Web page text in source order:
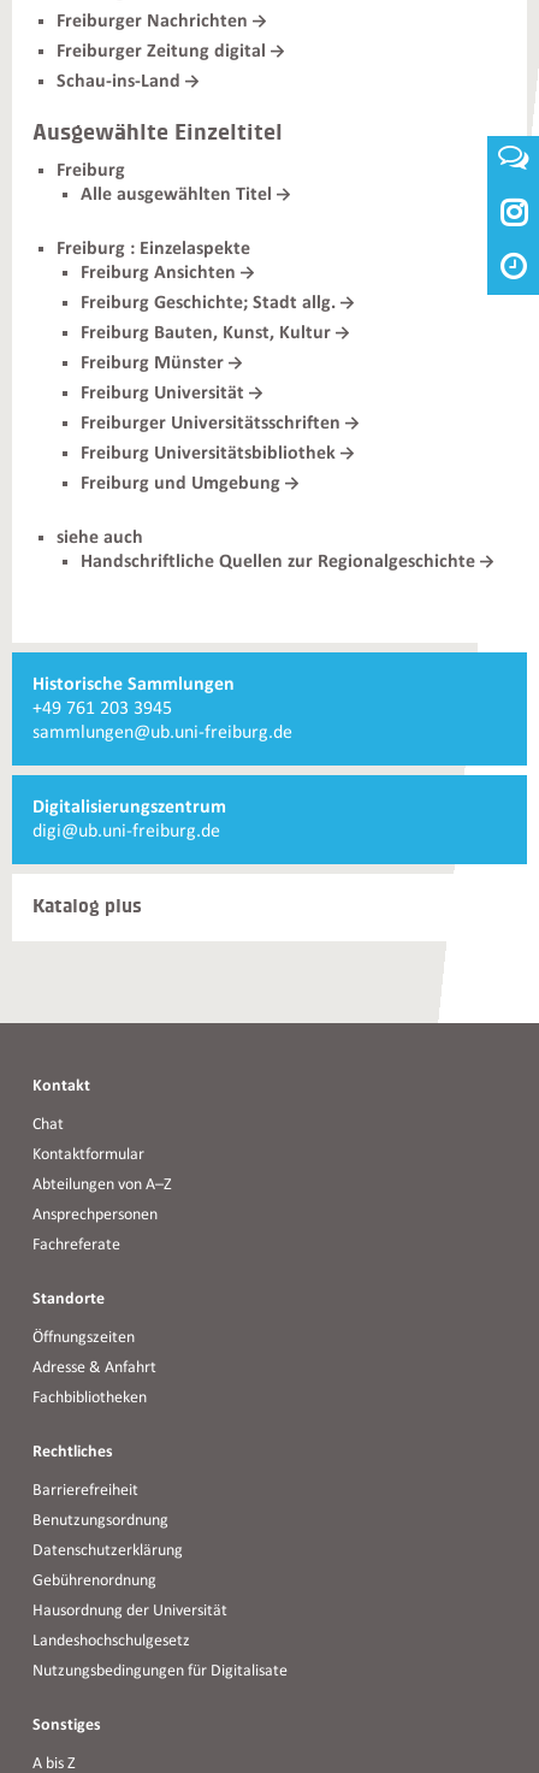
Freiburger Nachrichten
Freiburger Zeitung digital
Schau-ins-Land
Ausgewählte Einzeltitel
Freiburg
Alle ausgewählten Titel
Freiburg : Einzelaspekte
Freiburg Ansichten
Freiburg Geschichte; Stadt allg.
Freiburg Bauten, Kunst, Kultur
Freiburg Münster
Freiburg Universität
Freiburger Universitätsschriften
Freiburg Universitätsbibliothek
Freiburg und Umgebung
siehe auch
Handschriftliche Quellen zur Regionalgeschichte
Informationen
und
Kontakte
Historische Sammlungen
Telefonnummer
Historische
+49 761 203 3945
E-
Historische
Sammlungen
sammlungen@ub.uni-freiburg.de
Digitalisierungszentrum
E-
Digitalisierungszentrum
digi@ub.uni-freiburg.de
Katalog plus
Kontakt
Chat
Kontaktformular
Abteilungen von A–Z
Ansprechpersonen
Fachreferate
Standorte
Öffnungszeiten
Adresse & Anfahrt
Fachbibliotheken
Rechtliches
Barrierefreiheit
Benutzungsordnung
Datenschutzerklärung
Gebührenordnung
Hausordnung der Universität
Landeshochschulgesetz
Nutzungsbedingungen für Digitalisate
Sonstiges
A bis Z
